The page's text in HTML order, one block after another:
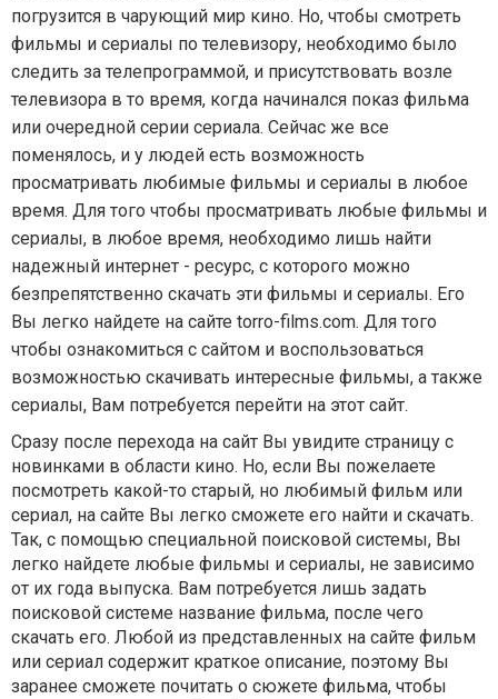
погрузится в чарующий мир кино. Но, чтобы смотреть
фильмы и сериалы по телевизору, необходимо было
следить за телепрограммой, и присутствовать возле
телевизора в то время, когда начинался показ фильма
или очередной серии сериала. Сейчас же все
поменялось, и у людей есть возможность
просматривать любимые фильмы и сериалы в любое
время. Для того чтобы просматривать любые фильмы и
сериалы, в любое время, необходимо лишь найти
надежный интернет - ресурс, с которого можно
безпрепятственно скачать эти фильмы и сериалы. Его
Вы легко найдете на сайте torro-films.com. Для того
чтобы ознакомиться с сайтом и воспользоваться
возможностью скачивать интересные фильмы, а также
сериалы, Вам потребуется перейти на этот сайт.
Сразу после перехода на сайт Вы увидите страницу с
новинками в области кино. Но, если Вы пожелаете
посмотреть какой-то старый, но любимый фильм или
сериал, на сайте Вы легко сможете его найти и скачать.
Так, с помощью специальной поисковой системы, Вы
легко найдете любые фильмы и сериалы, не зависимо
от их года выпуска. Вам потребуется лишь задать
поисковой системе название фильма, после чего
скачать его. Любой из представленных на сайте фильм
или сериал содержит краткое описание, поэтому Вы
заранее сможете почитать о сюжете фильма, чтобы